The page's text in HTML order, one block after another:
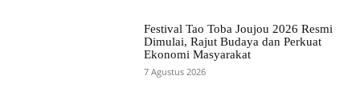
Festival Tao Toba Joujou 2026 Resmi
Dimulai, Rajut Budaya dan Perkuat
Ekonomi Masyarakat
7 Agustus 2026